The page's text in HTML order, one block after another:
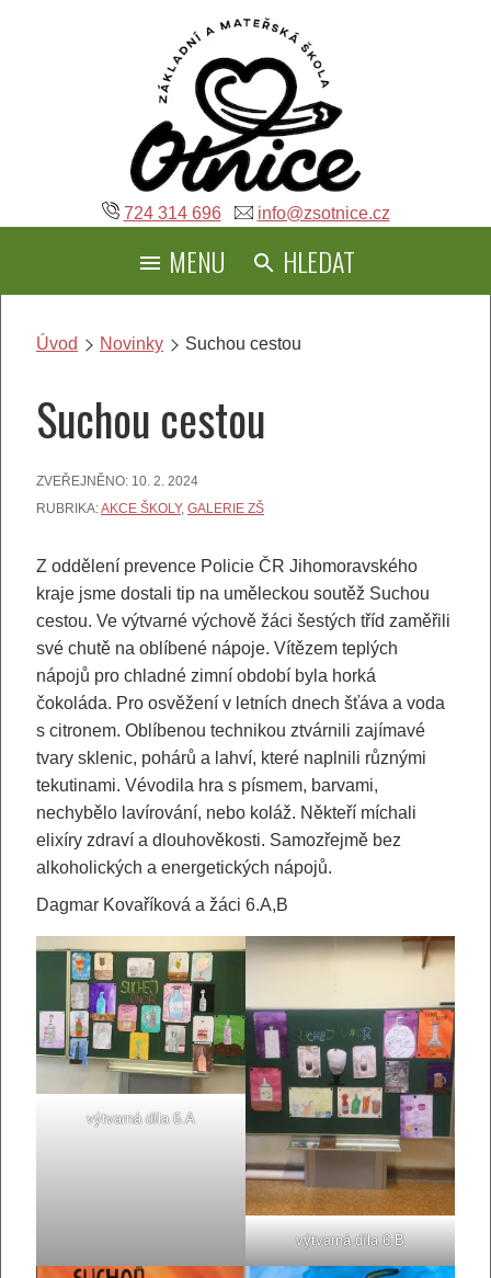
724 314 696 info@zsotnice.cz
MENU HLEDAT
Úvod Novinky Suchou cestou
Suchou cestou
ZVEŘEJNĚNO: 10. 2. 2024
RUBRIKA:AKCE ŠKOLY, GALERIE ZŠ
Z oddělení prevence Policie ČR Jihomoravského
kraje jsme dostali tip na uměleckou soutěž Suchou
cestou. Ve výtvarné výchově žáci šestých tříd zaměřili
své chutě na oblíbené nápoje. Vítězem teplých
nápojů pro chladné zimní období byla horká
čokoláda. Pro osvěžení v letních dnech šťáva a voda
s citronem. Oblíbenou technikou ztvárnili zajímavé
tvary sklenic, pohárů a lahví, které naplnili různými
tekutinami. Vévodila hra s písmem, barvami,
nechybělo lavírování, nebo koláž. Někteří míchali
elixíry zdraví a dlouhověkosti. Samozřejmě bez
alkoholických a energetických nápojů.
Dagmar Kovaříková a žáci 6.A,B
výtvarná díla 6.A
výtvarná díla 6.B